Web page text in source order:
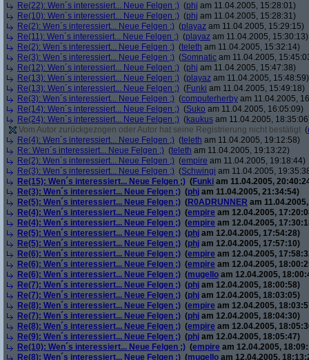
Re(22): Wen´s interessiert... Neue Felgen ;) (phj am 11.04.2005, 15:28:01)
Re(10): Wen´s interessiert... Neue Felgen ;) (phj am 11.04.2005, 15:28:31)
Re(2): Wen´s interessiert... Neue Felgen ;) (playaz am 11.04.2005, 15:29:15)
Re(11): Wen´s interessiert... Neue Felgen ;) (playaz am 11.04.2005, 15:30:13)
Re(2): Wen´s interessiert... Neue Felgen ;) (teleth am 11.04.2005, 15:32:14)
Re(3): Wen´s interessiert... Neue Felgen ;) (Somnatic am 11.04.2005,
Re(12): Wen´s interessiert... Neue Felgen ;) (phj am 11.04.2005, 15:47:38)
Re(13): Wen´s interessiert... Neue Felgen ;) (playaz am 11.04.2005, 15:48:59)
Re(13): Wen´s interessiert... Neue Felgen ;) (Funki am 11.04.2005, 15:49:18)
Re(3): Wen´s interessiert... Neue Felgen ;) (computerherby am 11.04.2005,
Re(14): Wen´s interessiert... Neue Felgen ;) (Suko am 11.04.2005, 16:05:09)
Re(24): Wen´s interessiert... Neue Felgen ;) (kaukus am 11.04.2005,
Vom Autor zurückgezogen oder Autor hat seine Registrierung nicht bestätigt (
Re(4): Wen´s interessiert... Neue Felgen ;) (teleth am 11.04.2005, 19:12:58)
Re: Wen´s interessiert... Neue Felgen ;) (teleth am 11.04.2005, 19:13:22)
Re(2): Wen´s interessiert... Neue Felgen ;) (empire am 11.04.2005, 19:18:44)
Re(3): Wen´s interessiert... Neue Felgen ;) (Schwingi am 11.04.2005,
Re(15): Wen´s interessiert... Neue Felgen ;) (Funki am 11.04.2005,
Re(3): Wen´s interessiert... Neue Felgen ;) (phj am 11.04.2005, 21:34:54)
Re(5): Wen´s interessiert... Neue Felgen ;) (R0ADRUNNER am
Re(4): Wen´s interessiert... Neue Felgen ;) (empire am 12.04.2005,
Re(4): Wen´s interessiert... Neue Felgen ;) (empire am 12.04.2005,
Re(5): Wen´s interessiert... Neue Felgen ;) (phj am 12.04.2005, 17:54:28)
Re(5): Wen´s interessiert... Neue Felgen ;) (phj am 12.04.2005, 17:57:10)
Re(6): Wen´s interessiert... Neue Felgen ;) (empire am 12.04.2005,
Re(6): Wen´s interessiert... Neue Felgen ;) (empire am 12.04.2005,
Re(6): Wen´s interessiert... Neue Felgen ;) (mugello am 12.04.2005,
Re(7): Wen´s interessiert... Neue Felgen ;) (phj am 12.04.2005, 18:00:58)
Re(7): Wen´s interessiert... Neue Felgen ;) (phj am 12.04.2005, 18:03:05)
Re(8): Wen´s interessiert... Neue Felgen ;) (empire am 12.04.2005,
Re(7): Wen´s interessiert... Neue Felgen ;) (phj am 12.04.2005, 18:04:30)
Re(8): Wen´s interessiert... Neue Felgen ;) (empire am 12.04.2005,
Re(9): Wen´s interessiert... Neue Felgen ;) (phj am 12.04.2005, 18:05:47)
Re(10): Wen´s interessiert... Neue Felgen ;) (empire am 12.04.2005,
Re(8): Wen´s interessiert... Neue Felgen ;) (mugello am 12.04.2005,